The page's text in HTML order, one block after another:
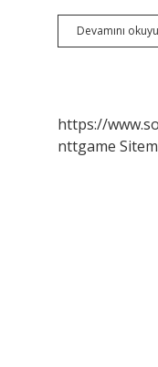
Devamını
https://
nttgame